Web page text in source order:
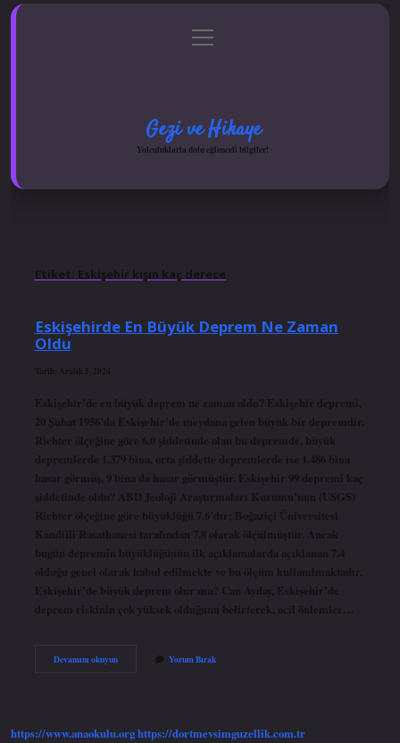
Gizlilik Politikası
menüyü
aç
Gezi ve Hikaye
Yolculuklarla dolu eğlenceli bilgiler!
Etiket: Eskişehir kışın kaç derece
Eskişehirde En Büyük Deprem Ne Zaman
Oldu
Tarih: Aralık 5, 2024
Eskişehir’de en büyük deprem ne zaman oldu? Eskişehir depremi,
20 Şubat 1956’da Eskişehir’de meydana gelen büyük bir depremdir.
Richter ölçeğine göre 6.0 şiddetinde olan bu depremde, büyük
depremlerde 1.379 bina, orta şiddette depremlerde ise 1.486 bina
hasar görmüş, 9 bina da hasar görmüştür. Eskişehir 99 depremi kaç
şiddetinde oldu? ABD Jeoloji Araştırmaları Kurumu’nun (USGS)
Richter ölçeğine göre büyüklüğü 7.6’dır; Boğaziçi Üniversitesi
Kandilli Rasathanesi tarafından 7.8 olarak ölçülmüştür. Ancak
bugün depremin büyüklüğünün ilk açıklamalarda açıklanan 7.4
olduğu genel olarak kabul edilmekte ve bu ölçüm kullanılmaktadır.
Eskişehir’de büyük deprem olur mu? Can Ayday, Eskişehir’de
deprem riskinin çok yüksek olduğunu belirterek, acil önlemler…
Devamını okuyunEskişehirde
Oldu
Yorum Bırak
https://www.anaokulu.orghttps://dortmevsimguzellik.com.tr